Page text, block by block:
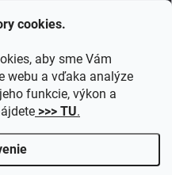
cookies.
aby sme Vám
webu a vďaka analýze
funkcie, výkon a
>>> TU.